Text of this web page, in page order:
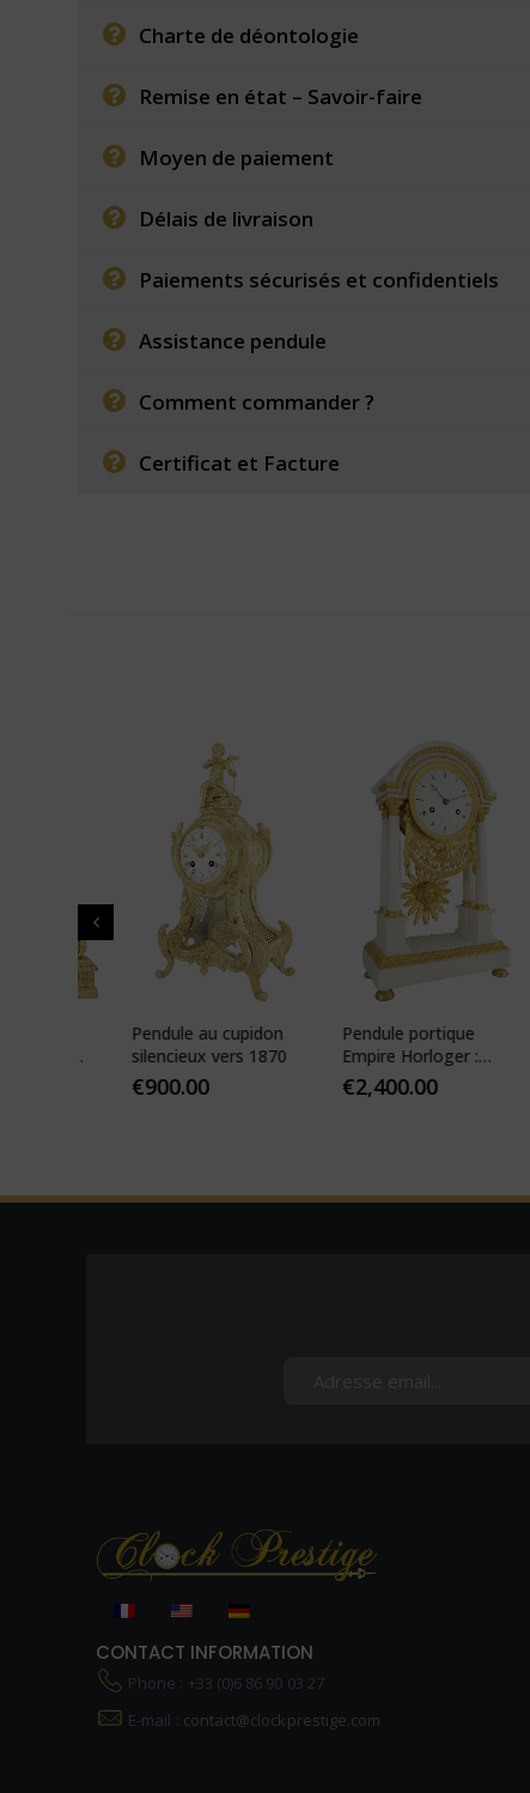
Charte de déontologie
Remise en état – Savoir-faire
Moyen de paiement
Délais de livraison
Paiements sécurisés et confidentiels
Assistance pendule
Comment commander ?
Certificat et Facture
Pendule au cupidon
silencieux vers 1870
900.00
Pendule portique
Empire Horloger :
VEIBEL 1810
2,400.00
CONTACT INFORMATION
Phone : +33 (0)6 86 90 03 27
E-mail : contact@clockprestige.com